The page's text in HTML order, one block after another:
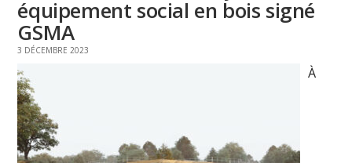
équipement social en bois signé
GSMA
3 DÉCEMBRE 2023
À